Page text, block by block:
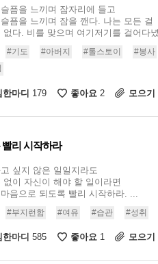
픔을 느끼며 잠자리에 들고
픔을 느끼며 잠을 깬다. 나는 모든 걸
없다. 비를 맞으며 여기저기를 걸어다
#기도 #아버지 #톨스토이 #봉사
한마디 179 좋아요 2 모으기
빨리 시작하라
싶지 않은 일일지라도
없이 자신이 해야 할 일이라면
음으로 되도록 빨리 시작하라. ...
#부지런함 #여유 #습관 #성취
한마디 585 좋아요 1 모으기